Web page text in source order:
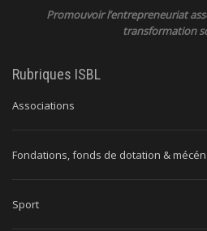
Promouvoir l’entrepreneuriat
transformation
Rubriques ISBL
Associations
Fondations, fonds de dotation &
Sport